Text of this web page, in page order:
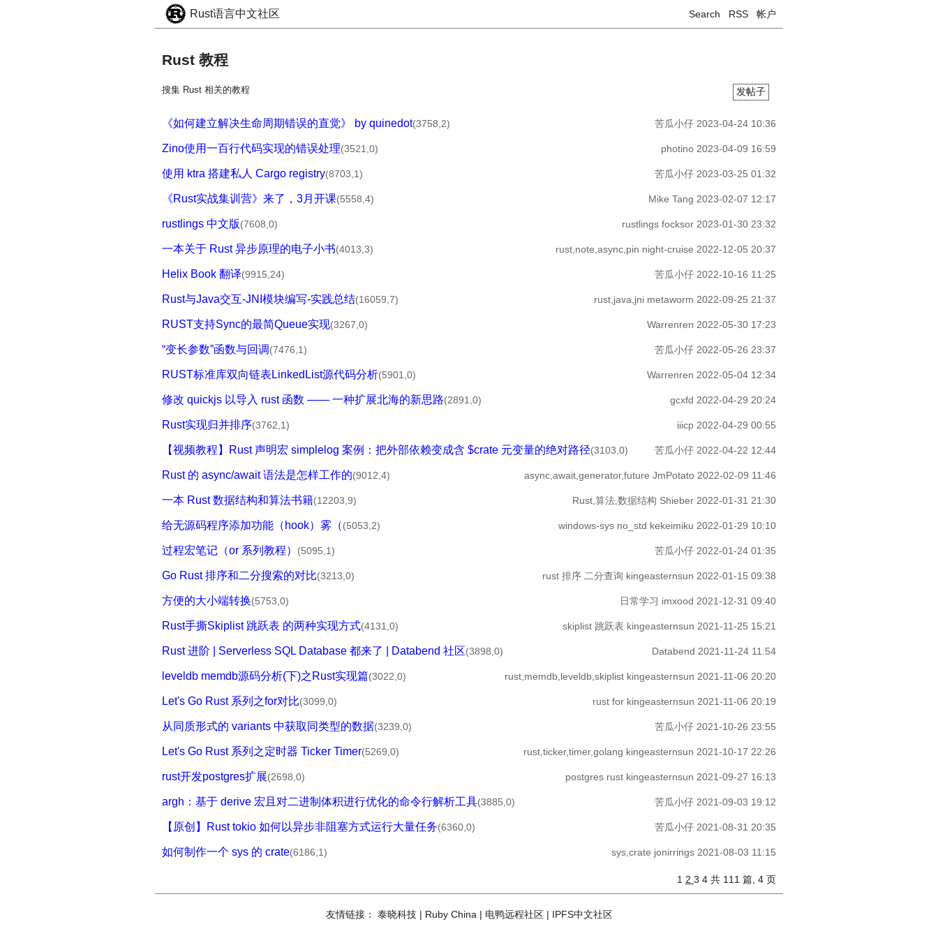
Rust语言中文社区 Search RSS 帐户
Rust 教程
发帖子
搜集 Rust 相关的教程
《如何建立解决生命周期错误的直觉》 by quinedot(3758,2) 苦瓜小仔 2023-04-24 10:36
Zino使用一百行代码实现的错误处理(3521,0) photino 2023-04-09 16:59
使用 ktra 搭建私人 Cargo registry(8703,1) 苦瓜小仔 2023-03-25 01:32
《Rust实战集训营》来了，3月开课(5558,4) Mike Tang 2023-02-07 12:17
rustlings 中文版(7608,0) rustlings focksor 2023-01-30 23:32
一本关于 Rust 异步原理的电子小书(4013,3) rust,note,async,pin night-cruise 2022-12-05 20:37
Helix Book 翻译(9915,24) 苦瓜小仔 2022-10-16 11:25
Rust与Java交互-JNI模块编写-实践总结(16059,7) rust,java,jni metaworm 2022-09-25 21:37
RUST支持Sync的最简Queue实现(3267,0) Warrenren 2022-05-30 17:23
“变长参数”函数与回调(7476,1) 苦瓜小仔 2022-05-26 23:37
RUST标准库双向链表LinkedList源代码分析(5901,0) Warrenren 2022-05-04 12:34
修改 quickjs 以导入 rust 函数 —— 一种扩展北海的新思路(2891,0) gcxfd 2022-04-29 20:24
Rust实现归并排序(3762,1) iiicp 2022-04-29 00:55
【视频教程】Rust 声明宏 simplelog 案例：把外部依赖变成含 $crate 元变量的绝对路径(3103,0) 苦瓜小仔 2022-04-22 12:44
Rust 的 async/await 语法是怎样工作的(9012,4) async,await,generator,future JmPotato 2022-02-09 11:46
一本 Rust 数据结构和算法书籍(12203,9) Rust,算法,数据结构 Shieber 2022-01-31 21:30
给无源码程序添加功能（hook）雾（(5053,2) windows-sys no_std kekeimiku 2022-01-29 10:10
过程宏笔记（or 系列教程） (5095,1) 苦瓜小仔 2022-01-24 01:35
Go Rust 排序和二分搜索的对比(3213,0) rust 排序 二分查询 kingeasternsun 2022-01-15 09:38
方便的大小端转换(5753,0) 日常学习 imxood 2021-12-31 09:40
Rust手撕Skiplist 跳跃表 的两种实现方式(4131,0) skiplist 跳跃表 kingeasternsun 2021-11-25 15:21
Rust 进阶 | Serverless SQL Database 都来了 | Databend 社区(3898,0) Databend 2021-11-24 11:54
leveldb memdb源码分析(下)之Rust实现篇(3022,0) rust,memdb,leveldb,skiplist kingeasternsun 2021-11-06 20:20
Let's Go Rust 系列之for对比(3099,0) rust for kingeasternsun 2021-11-06 20:19
从同质形式的 variants 中获取同类型的数据(3239,0) 苦瓜小仔 2021-10-26 23:55
Let's Go Rust 系列之定时器 Ticker Timer(5269,0) rust,ticker,timer,golang kingeasternsun 2021-10-17 22:26
rust开发postgres扩展(2698,0) postgres rust kingeasternsun 2021-09-27 16:13
argh：基于 derive 宏且对二进制体积进行优化的命令行解析工具(3885,0) 苦瓜小仔 2021-09-03 19:12
【原创】Rust tokio 如何以异步非阻塞方式运行大量任务(6360,0) 苦瓜小仔 2021-08-31 20:35
如何制作一个 sys 的 crate(6186,1) sys,crate jonirrings 2021-08-03 11:15
1 2 3 4 共 111 篇, 4 页
友情链接： 泰晓科技| Ruby China | 电鸭远程社区| IPFS中文社区